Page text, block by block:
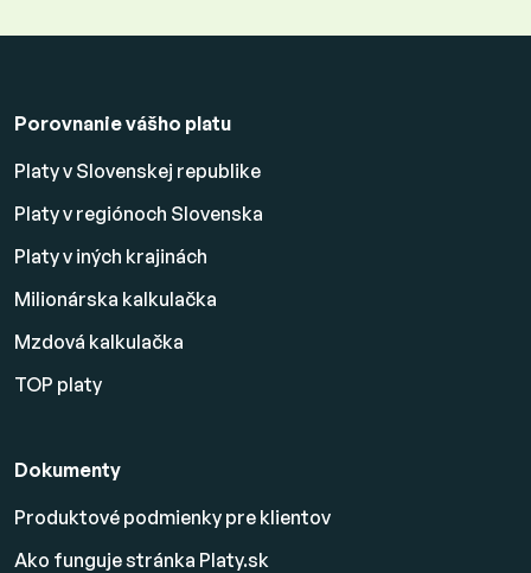
Porovnanie vášho platu
Platy v Slovenskej republike
Platy v regiónoch Slovenska
Platy v iných krajinách
Milionárska kalkulačka
Mzdová kalkulačka
TOP platy
Dokumenty
Produktové podmienky pre klientov
Ako funguje stránka Platy.sk